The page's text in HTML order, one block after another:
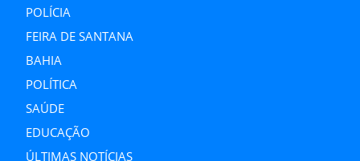
POLÍCIA
FEIRA DE SANTANA
BAHIA
POLÍTICA
SAÚDE
EDUCAÇÃO
ÚLTIMAS NOTÍCIAS